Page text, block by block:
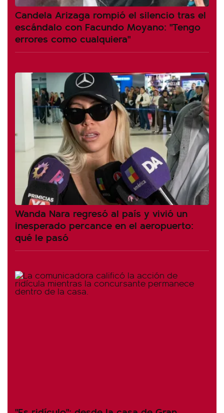
Candela Arizaga rompió el silencio tras el
escándalo con Facundo Moyano: "Tengo
errores como cualquiera"
Wanda Nara regresó al país y vivió un
inesperado percance en el aeropuerto:
qué le pasó